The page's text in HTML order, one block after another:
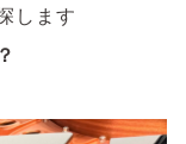
します